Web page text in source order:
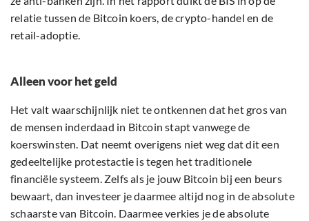
relatie tussen de Bitcoin koers, de crypto-handel en de
retail-adoptie.
Alleen voor het geld
Het valt waarschijnlijk niet te ontkennen dat het gros van
de mensen inderdaad in Bitcoin stapt vanwege de
koerswinsten. Dat neemt overigens niet weg dat dit een
gedeeltelijke protestactie is tegen het traditionele
financiële systeem. Zelfs als je jouw Bitcoin bij een beurs
bewaart, dan investeer je daarmee altijd nog in de absolute
schaarste van Bitcoin. Daarmee verkies je de absolute